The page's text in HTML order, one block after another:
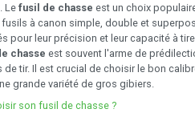
Le fusil de chasse est un choix
à canon simple, double et
pour leur précision et leur capacité à
chasse est souvent l'arme de
tir. Il est crucial de choisir le bon
grande variété de gros gibiers.
son fusil de chasse ?